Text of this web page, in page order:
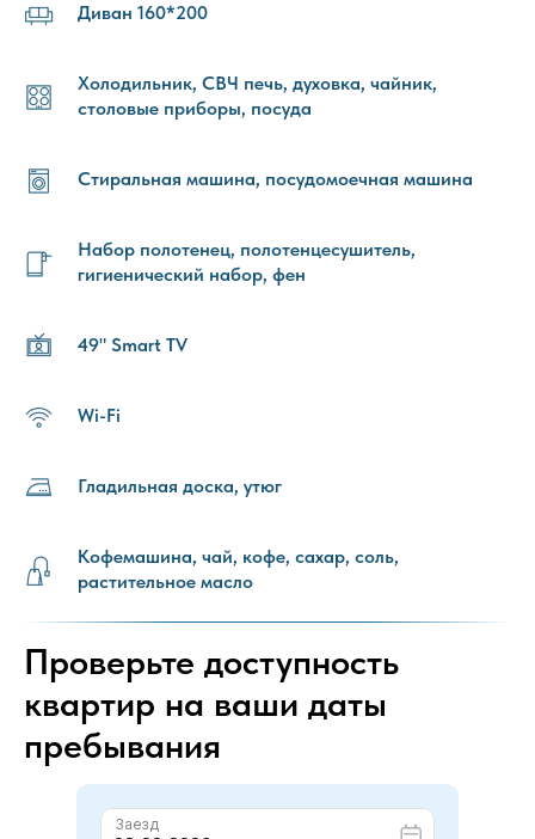
Диван 160*200
Холодильник, СВЧ печь, духовка, чайник,
столовые приборы, посуда
Стиральная машина, посудомоечная машина
Набор полотенец, полотенцесушитель,
гигиенический набор, фен
49" Smart TV
Wi-Fi
Гладильная доска, утюг
Кофемашина, чай, кофе, сахар, соль,
растительное масло
Проверьте доступность
квартир на ваши даты
пребывания